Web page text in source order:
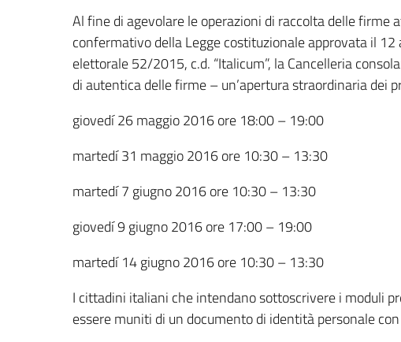
Al fine di agevolare le operazioni di raccolta delle firme
confermativo della Legge costituzionale approvata il
elettorale 52/2015, c.d. “Italicum”, la Cancelleria
di autentica delle firme – un’apertura straordinaria dei
giovedí 26 maggio 2016 ore 18:00 – 19:00
martedí 31 maggio 2016 ore 10:30 – 13:30
martedí 7 giugno 2016 ore 10:30 – 13:30
giovedí 9 giugno 2016 ore 17:00 – 19:00
martedí 14 giugno 2016 ore 10:30 – 13:30
I cittadini italiani che intendano sottoscrivere i moduli
essere muniti di un documento di identità personale